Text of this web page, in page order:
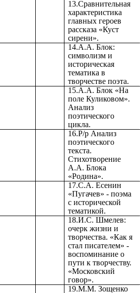
13.Сравнительная
характеристика
главных героев
рассказа «Куст
сирени».
14.А.А. Блок:
символизм и
историческая
тематика в
творчестве поэта.
15.А.А. Блок «На
поле Куликовом».
Анализ
поэтического
цикла.
16.Р/р Анализ
поэтического
текста.
Стихотворение
А.А. Блока
«Родина».
17.С.А. Есенин
«Пугачев» - поэма
с исторической
тематикой.
18.И.С. Шмелев:
очерк жизни и
творчества. «Как я
стал писателем» -
воспоминание о
пути к творчеству.
«Московский
говор».
19.М.М. Зощенко